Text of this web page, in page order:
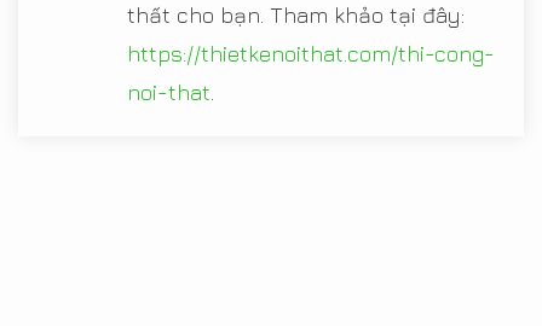
thất cho bạn. Tham khảo tại đây:
https://thietkenoithat.com/thi-cong-
noi-that